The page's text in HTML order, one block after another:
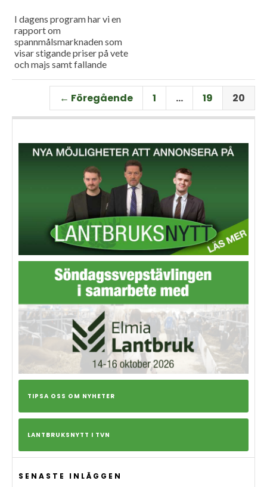
I dagens program har vi en
rapport om
spannmålsmarknaden som
visar stigande priser på vete
och majs samt fallande
premiär för vårt
måndagsprogram med en
längre intervju med Erik
Stjerndahl vd för HIR Skåne,
fältdagar.
← Föregående 1 … 19 20
TIPSA OSS OM NYHETER
LANTBRUKSNYTT I TVN
SENASTE INLÄGGEN